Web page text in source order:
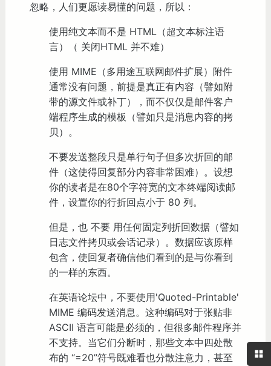
忽略，人们更愿读易懂的问题，所以：
使用纯文本而不是 HTML（超文本标注语
言）（ 关闭HTML 并不难）
使用 MIME（多用途互联网邮件扩展）附件
通常没有问题，前提是真正有内容（譬如附
带的源文件或补丁），而不仅仅是邮件客户
端程序生成的模板（譬如只是消息内容的拷
贝）。
不要发送整段只是单行句子但多次折回的邮
件（这使得回复部分内容非常困难）。设想
你的读者是在80个字符宽的文本终端阅读邮
件，设置你的行折回点小于 80 列。
但是，也 不要 用任何固定列折回数据（譬如
日志文件拷贝或会话记录）。数据应该原样
包含，使回复者确信他们看到的是与你看到
的一样的东西。
在英语论坛中，不要使用'Quoted-Printable'
MIME 编码发送消息。这种编码对于张贴非
ASCII 语言可能是必须的，但很多邮件程序并
不支持。当它们分断时，那些文本中四处散
布的 “=20”符号既难看也分散注意力，甚至